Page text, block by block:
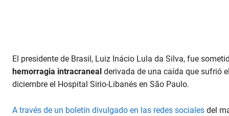
El presidente de Brasil, Luiz Inácio Lula da Silva, fue
hemorragia intracraneal derivada de una caída que sufrió
diciembre el Hospital Sirio-Libanés en São Paulo.
A través de un boletín divulgado en las redes sociales del